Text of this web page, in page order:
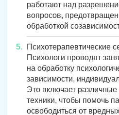
работают над
вопросов,
обработкой
Психотерапевтические
Психологи проводят
на обработку
зависимости,
Это включает
техники, чтобы помочь
освободиться от